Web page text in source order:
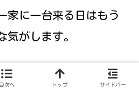
家に一台来る日はもう
気がします。
健康長寿ネットに移
目次へ トップ サイドバー